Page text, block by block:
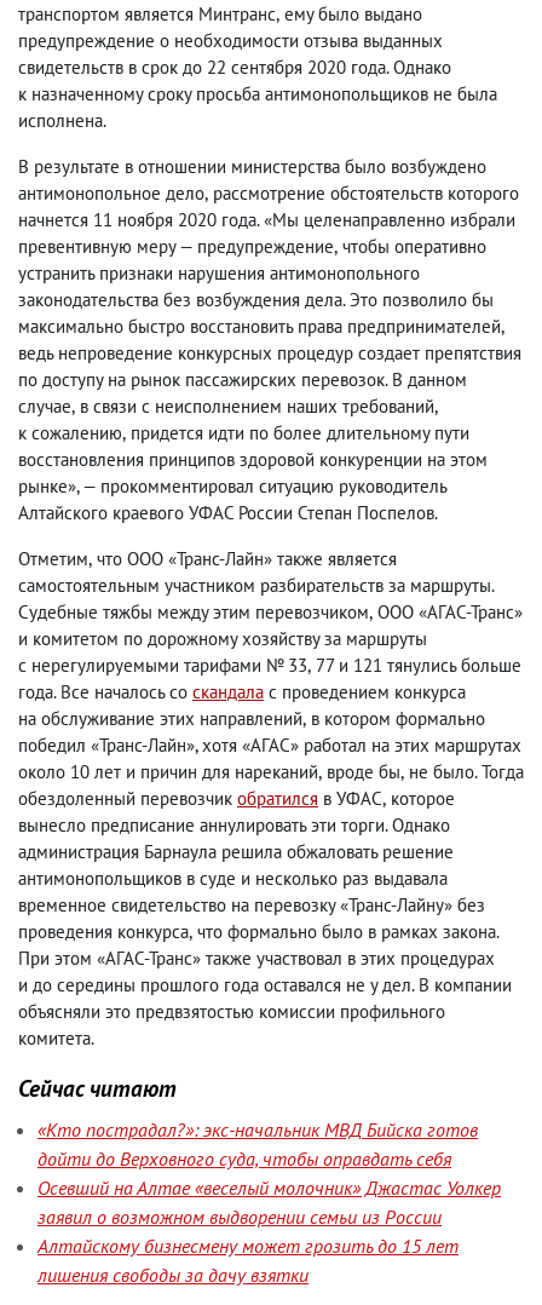
транспортом является Минтранс, ему было выдано
предупреждение о необходимости отзыва выданных
свидетельств в срок до 22 сентября 2020 года. Однако
к назначенному сроку просьба антимонопольщиков не была
исполнена.
В результате в отношении министерства было возбуждено
антимонопольное дело, рассмотрение обстоятельств которого
начнется 11 ноября 2020 года. «Мы целенаправленно избрали
превентивную меру — предупреждение, чтобы оперативно
устранить признаки нарушения антимонопольного
законодательства без возбуждения дела. Это позволило бы
максимально быстро восстановить права предпринимателей,
ведь непроведение конкурсных процедур создает препятствия
по доступу на рынок пассажирских перевозок. В данном
случае, в связи с неисполнением наших требований,
к сожалению, придется идти по более длительному пути
восстановления принципов здоровой конкуренции на этом
рынке», — прокомментировал ситуацию руководитель
Алтайского краевого УФАС России Степан Поспелов.
Отметим, что ООО «Транс-Лайн» также является
самостоятельным участником разбирательств за маршруты.
Судебные тяжбы между этим перевозчиком, ООО «АГАС-Транс»
и комитетом по дорожному хозяйству за маршруты
с нерегулируемыми тарифами № 33, 77 и 121 тянулись больше
года. Все началось со скандала с проведением конкурса
на обслуживание этих направлений, в котором формально
победил «Транс-Лайн», хотя «АГАС» работал на этих маршрутах
около 10 лет и причин для нареканий, вроде бы, не было. Тогда
обездоленный перевозчик обратился в УФАС, которое
вынесло предписание аннулировать эти торги. Однако
администрация Барнаула решила обжаловать решение
антимонопольщиков в суде и несколько раз выдавала
временное свидетельство на перевозку «Транс-Лайну» без
проведения конкурса, что формально было в рамках закона.
При этом «АГАС-Транс» также участвовал в этих процедурах
и до середины прошлого года оставался не у дел. В компании
объясняли это предвзятостью комиссии профильного
комитета.
Сейчас читают
«Кто пострадал?»: экс-начальник МВД Бийска готов
дойти до Верховного суда, чтобы оправдать себя
Осевший на Алтае «веселый молочник» Джастас Уолкер
заявил о возможном выдворении семьи из России
Алтайскому бизнесмену может грозить до 15 лет
лишения свободы за дачу взятки